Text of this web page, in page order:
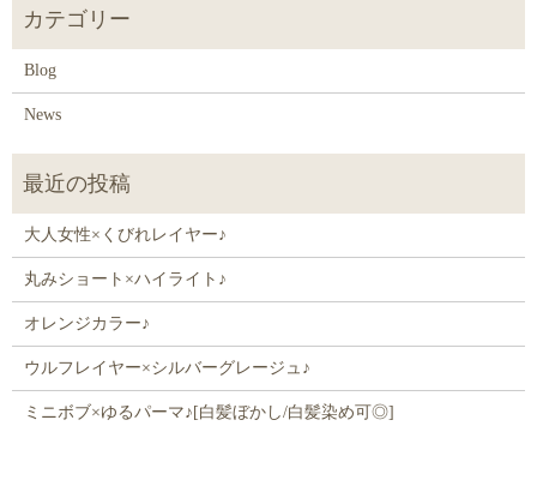
Blog
News
大人女性×くびれレイヤー♪
丸みショート×ハイライト♪
オレンジカラー♪
ウルフレイヤー×シルバーグレージュ♪
ミニボブ×ゆるパーマ♪[白髪ぼかし/白髪染め可◎]